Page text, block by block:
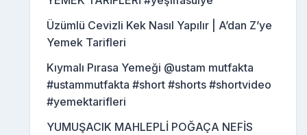
Üzümlü Cevizli Kek Nasıl Yapılır | A’dan Z’ye
Yemek Tarifleri
Kıymalı Pırasa Yemeği @ustam mutfakta
#ustammutfakta #short #shorts #shortvideo
#yemektarifleri
YUMUŞACIK MAHLEPLİ POĞAÇA NEFİS